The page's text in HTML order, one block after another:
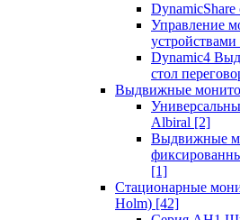
DynamicShare
Управление
устройствами
Dynamic4
стол
Выдвижные
Albiral [2]
Выдвижные
[1]
Стационарные
Holm) [42]